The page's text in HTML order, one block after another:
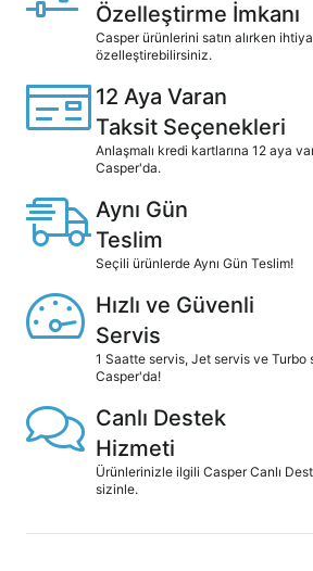
Özelleştirme İmkanı
Casper ürünlerini satın alırken
özelleştirebilirsiniz.
12 Aya Varan
Taksit Seçenekleri
Anlaşmalı kredi kartlarına 12 aya
Casper'da.
Aynı Gün
Teslim
Seçili ürünlerde Aynı Gün Teslim!
Hızlı ve Güvenli
Servis
1 Saatte servis, Jet servis ve Turbo
Casper'da!
Canlı Destek
Hizmeti
Ürünlerinizle ilgili Casper Canlı
sizinle.